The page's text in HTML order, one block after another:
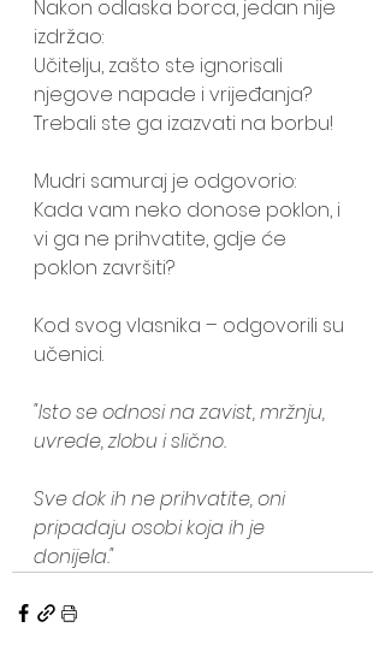
Nakon odlaska borca, jedan nije
izdržao:
Učitelju, zašto ste ignorisali
njegove napade i vrijeđanja?
Trebali ste ga izazvati na borbu!
Mudri samuraj je odgovorio:
Kada vam neko donose poklon, i
vi ga ne prihvatite, gdje će
poklon završiti?
Kod svog vlasnika – odgovorili su
učenici.
"Isto se odnosi na zavist, mržnju,
uvrede, zlobu i slično.
Sve dok ih ne prihvatite, oni
pripadaju osobi koja ih je
donijela."